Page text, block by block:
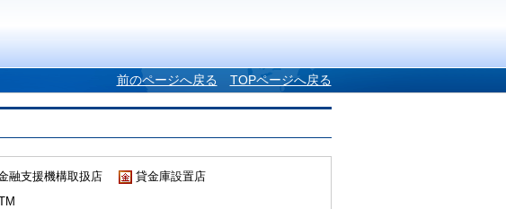
前のページへ戻る TOPページへ戻る
融支援機構取扱店
貸金庫設置店